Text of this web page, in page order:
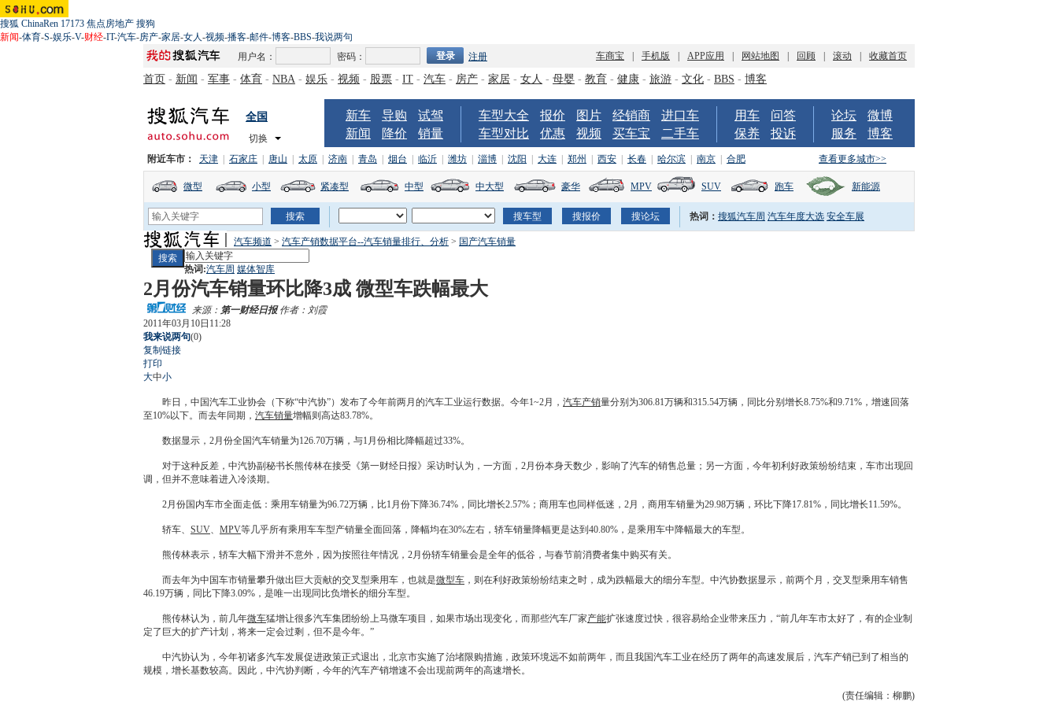
搜狐 ChinaRen 17173 焦点房地产 搜狗
新闻-体育-S-娱乐-V-财经-IT-汽车-房产-家居-女人-视频-播客-邮件-博客-BBS-我说两句
用户名：
密码： 注册 车商宝 手机版 APP应用 网站地图 回顾 滚动 收藏首页
首页 - 新闻 - 军事 - 体育 - NBA - 娱乐 - 视频 - 股票 - IT - 汽车 - 房产 - 家居 - 女人 - 母婴 - 教育 - 健康 - 旅游 - 文化 - BBS - 博客
全国
切换
新车 导购
试驾
新闻
降价 销量
车型大全 报价 图片 经销商
进口车
车型对比
优惠 视频 买车宝 二手车
用车
问答
保养
投诉
论坛
微博
服务
博客
查看更多城市>>
附近车市： 天津 石家庄 唐山 太原 济南 青岛 烟台 临沂 潍坊 淄博 沈阳 大连 郑州 西安 长春 哈尔滨 南京 合肥
微型 小型 紧凑型 中型 中大型 豪华 MPV SUV 跑车 新能源
热词： 搜狐汽车周 汽车年度大选 安全车展
汽车频道 > 汽车产销数据平台--汽车销量排行、分析 > 国产汽车销量
热词:汽车周 媒体智库
2月份汽车销量环比降3成 微型车跌幅最大
来源： 第一财经日报作者：刘霞
2011年03月10日11:28
我来说两句(0)
复制链接
打印
大中小
昨日，中国汽车工业协会（下称“中汽协”）发布了今年前两月的汽车工业运行数据。今年1~2月， 汽车产销量分别为306.81万辆和315.54万辆，同比分别增长8.75%和9.71%，增速回落
至10%以下。而去年同期， 汽车销量增幅则高达83.78%。
数据显示，2月份全国汽车销量为126.70万辆，与1月份相比降幅超过33%。
对于这种反差，中汽协副秘书长熊传林在接受《第一财经日报》采访时认为，一方面，2月份本身天数少，影响了汽车的销售总量；另一方面，今年初利好政策纷纷结束，车市出现回
调，但并不意味着进入冷淡期。
2月份国内车市全面走低：乘用车销量为96.72万辆，比1月份下降36.74%，同比增长2.57%；商用车也同样低迷，2月，商用车销量为29.98万辆，环比下降17.81%，同比增长11.59%。
轿车、 SUV、 MPV等几乎所有乘用车车型产销量全面回落，降幅均在30%左右，轿车销量降幅更是达到40.80%，是乘用车中降幅最大的车型。
熊传林表示，轿车大幅下滑并不意外，因为按照往年情况，2月份轿车销量会是全年的低谷，与春节前消费者集中购买有关。
而去年为中国车市销量攀升做出巨大贡献的交叉型乘用车，也就是微型车 ，则在利好政策纷纷结束之时，成为跌幅最大的细分车型。中汽协数据显示，前两个月，交叉型乘用车销售
46.19万辆，同比下降3.09%，是唯一出现同比负增长的细分车型。
熊传林认为，前几年微车猛增让很多汽车集团纷纷上马微车项目，如果市场出现变化，而那些汽车厂家产能扩张速度过快，很容易给企业带来压力，“前几年车市太好了，有的企业制
定了巨大的扩产计划，将来一定会过剩，但不是今年。”
中汽协认为，今年初诸多汽车发展促进政策正式退出，北京市实施了治堵限购措施，政策环境远不如前两年，而且我国汽车工业在经历了两年的高速发展后， 汽车产销已到了相当的
规模，增长基数较高。因此，中汽协判断，今年的汽车产销增速不会出现前两年的高速增长。
(责任编辑：柳鹏)